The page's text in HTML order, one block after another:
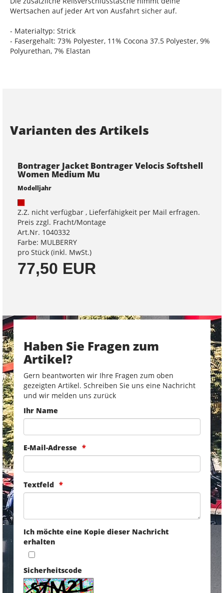
Wertsachen auf jeder Art von Ausfahrt sicher auf.
- Materialtyp: Strick
- Fasergehalt: 73% Polyester, 11% Cocona 37.5 Polyester, 9%
Polyurethan, 7% Elastan
Varianten des Artikels
Bontrager Jacket Bontrager Velocis Softshell
Women Medium Mu
Modelljahr
Z.Z. nicht verfügbar , Lieferfähigkeit per Mail erfragen.
Preis zzgl. Fracht/Montage
Art.Nr. 1040332
Farbe: MULBERRY
pro Stück (inkl. MwSt.)
77,50 EUR
Haben Sie Fragen zum
Artikel?
Gern beantworten wir Ihre Fragen zum oben
gezeigten Artikel. Schreiben Sie uns eine Nachricht
und wir melden uns zurück
Ihr Name
E-Mail-Adresse
Textfeld
Ich möchte eine Kopie dieser Nachricht
erhalten
Sicherheitscode